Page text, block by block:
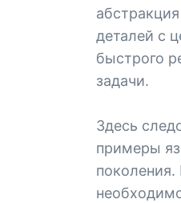
деталей с
быстрого
задачи.
Здесь
примеры